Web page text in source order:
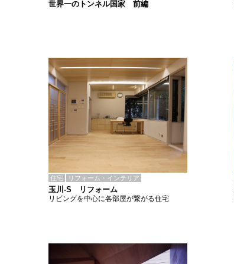
世界一のトンネル国家 前編
住宅 リフォーム・インテリア
玉川-S リフォーム
リビングを中心に各部屋が繋がる住宅